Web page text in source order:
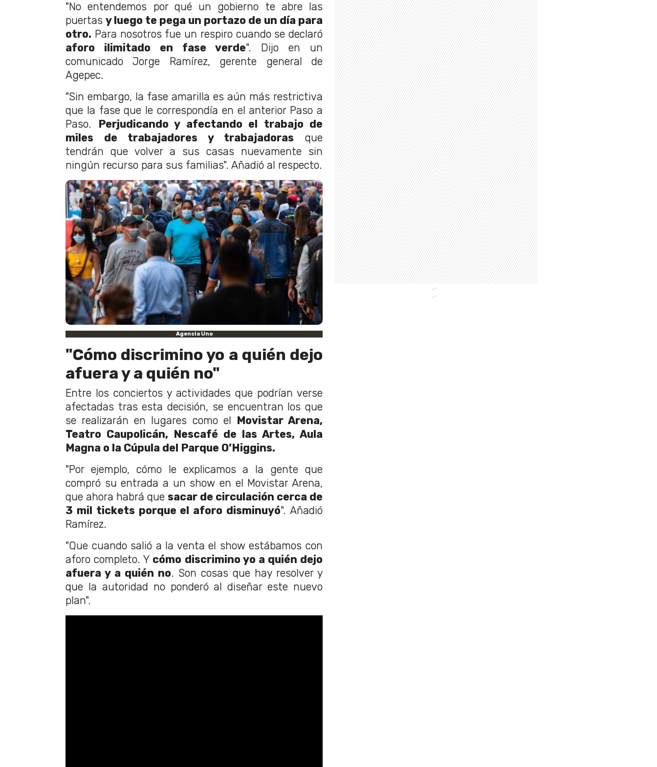
"No entendemos por qué un gobierno te abre las
puertas y luego te pega un portazo de un día para
otro. Para nosotros fue un respiro cuando se declaró
aforo ilimitado en fase verde". Dijo en un
comunicado Jorge Ramírez, gerente general de
Agepec.
"Sin embargo, la fase amarilla es aún más restrictiva
que la fase que le correspondía en el anterior Paso a
Paso. Perjudicando y afectando el trabajo de
miles de trabajadores y trabajadoras que
tendrán que volver a sus casas nuevamente sin
ningún recurso para sus familias". Añadió al respecto.
Agencia Uno
"Cómo discrimino yo a quién dejo
afuera y a quién no"
Entre los conciertos y actividades que podrían verse
afectadas tras esta decisión, se encuentran los que
se realizarán en lugares como el Movistar Arena,
Teatro Caupolicán, Nescafé de las Artes, Aula
Magna o la Cúpula del Parque O’Higgins.
"Por ejemplo, cómo le explicamos a la gente que
compró su entrada a un show en el Movistar Arena,
que ahora habrá que sacar de circulación cerca de
3 mil tickets porque el aforo disminuyó". Añadió
Ramírez.
"Que cuando salió a la venta el show estábamos con
aforo completo. Y cómo discrimino yo a quién dejo
afuera y a quién no. Son cosas que hay resolver y
que la autoridad no ponderó al diseñar este nuevo
plan".